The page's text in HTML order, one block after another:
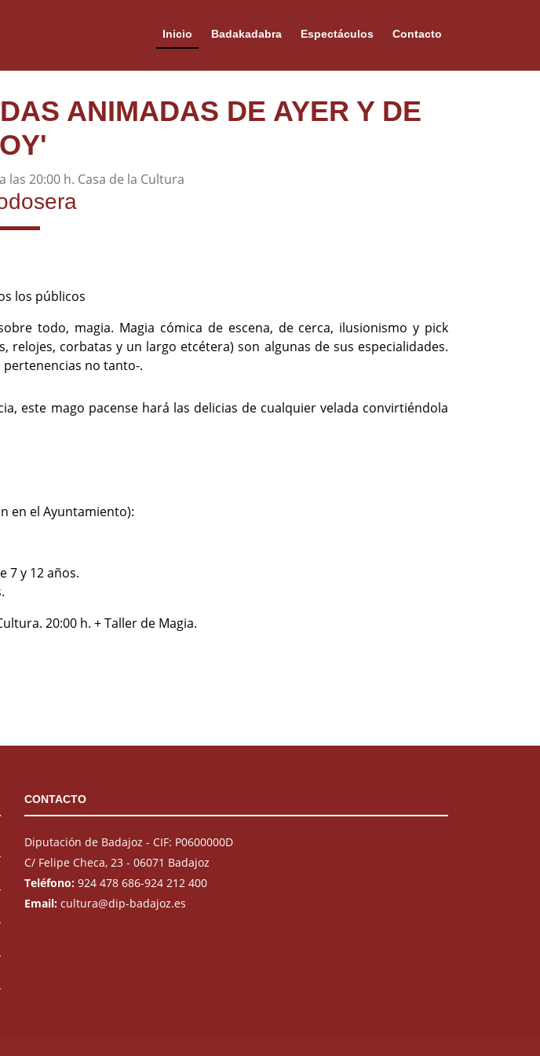
Inicio Badakadabra Espectáculos Contacto
ANIMADAS DE AYER Y DE
las 20:00 h. Casa de la Cultura
los públicos
todo, magia. Magia cómica de escena, de cerca, ilusionismo y pick
relojes, corbatas y un largo etcétera) son algunas de sus especialidades.
pertenencias no tanto-.
este mago pacense hará las delicias de cualquier velada convirtiéndola
en el Ayuntamiento):
7 y 12 años.
20:00 h. + Taller de Magia.
CONTACTO
Diputación de Badajoz - CIF: P0600000D
C/ Felipe Checa, 23 - 06071 Badajoz
Teléfono: 924 478 686-924 212 400
Email: cultura@dip-badajoz.es